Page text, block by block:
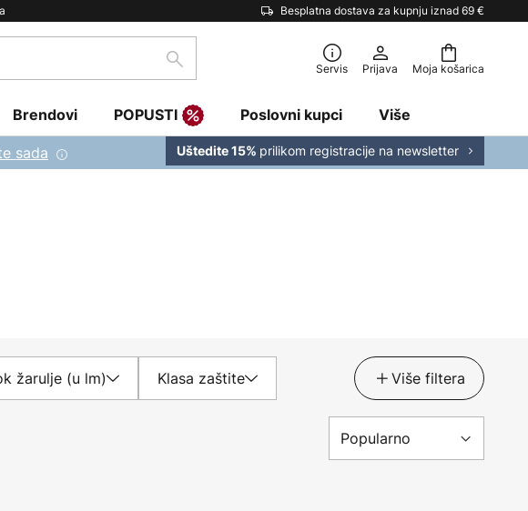
Besplatna dostava za kupnju iznad 69 €
Moja košarica
traži Servis Prijava
Brendovi POPUSTI Poslovni kupci Više
sada Uštedite 15% prilikom registracije na newsletter
žarulje (u lm) Klasa zaštite Više filtera